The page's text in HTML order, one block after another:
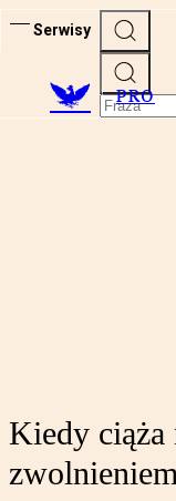
Serwisy
PRO
Kiedy ciąża